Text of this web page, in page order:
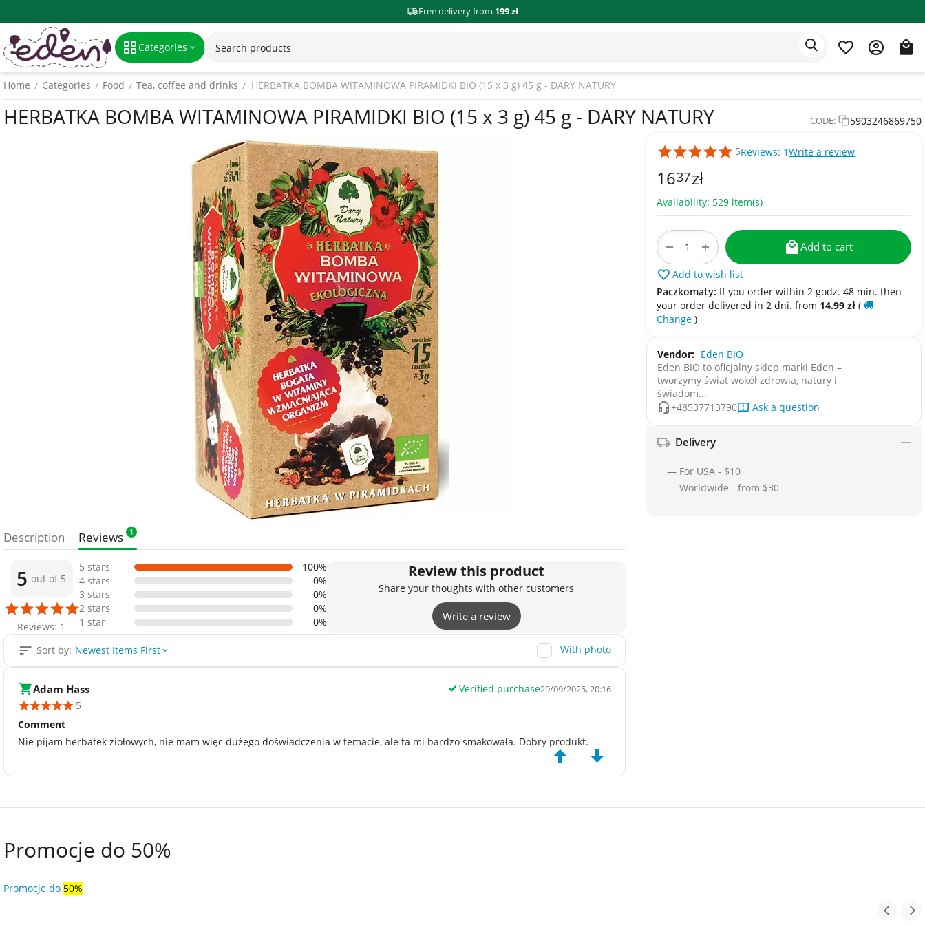
Free delivery from 199 zł
Categories
Home / Categories / Food / Tea, coffee and drinks / HERBATKA BOMBA WITAMINOWA PIRAMIDKI BIO (15 x 3 g) 45 g - DARY NATURY
HERBATKA BOMBA WITAMINOWA PIRAMIDKI BIO (15 x 3 g) 45 g - DARY NATURY CODE: 5903246869750
5Reviews: 1Write a review
1637zł
Availability: 529 item(s)
+
− Add to cart
Add to wish list
Paczkomaty: If you order within 2 godz. 48 min. then
your order delivered in 2 dni. from 14.99 zł (
Change )
Vendor: Eden BIO
Eden BIO to oficjalny sklep marki Eden –
tworzymy świat wokół zdrowia, natury i
świadom...
+48537713790
Ask a question
Delivery
— For USA - $10
— Worldwide - from $30
Description Reviews 1
Review this product
Share your thoughts with other customers
Write a review
5 out of 5
Reviews: 1
5 stars
100%
4 stars
0%
3 stars
0%
2 stars
0%
1 star
0%
Sort by: Newest Items First With photo
Adam Hass Verified purchase29/09/2025, 20:16
5
Comment
Nie pijam herbatek ziołowych, nie mam więc dużego doświadczenia w temacie, ale ta mi bardzo smakowała. Dobry produkt.
Promocje do 50%
Promocje do 50%